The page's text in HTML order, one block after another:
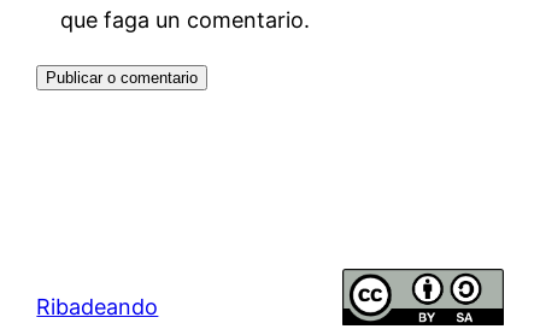
que faga un comentario.
Ribadeando